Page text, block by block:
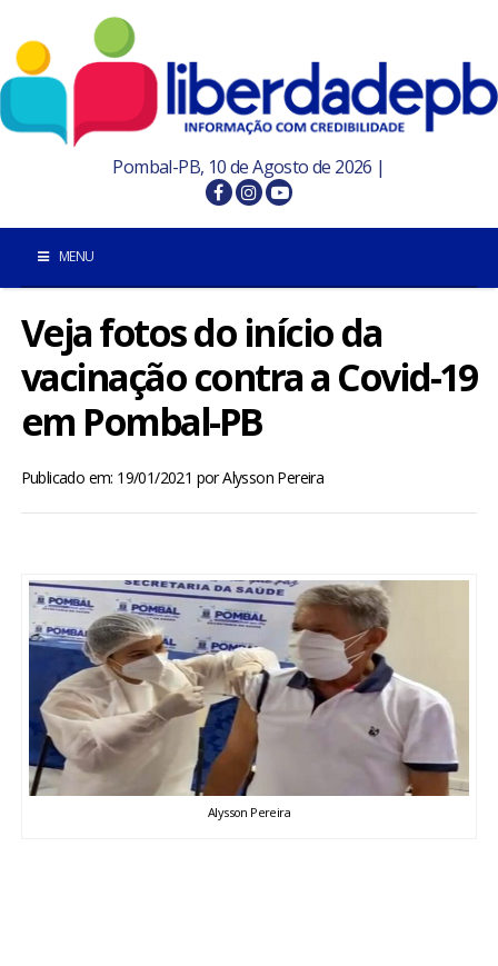
Pombal-PB, 10 de Agosto de 2026 |
MENU
INÍCIO
POMBAL E REGIÃO
BRASIL
ESPORTES
ENTRETENIMENTO
ENQUETE
Veja fotos do início da
vacinação contra a Covid-19
em Pombal-PB
Publicado em: 19/01/2021 porAlysson Pereira
Alysson Pereira